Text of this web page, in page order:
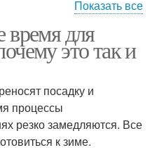
Показать все
время для
это так и
посадку и
процессы
резко замедляются. Все
к зиме.